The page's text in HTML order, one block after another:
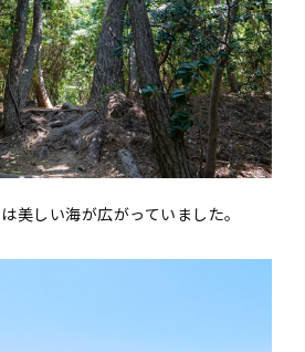
美しい海が広がっていました。